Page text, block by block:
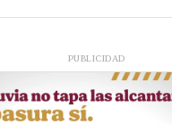
PUBLICIDAD